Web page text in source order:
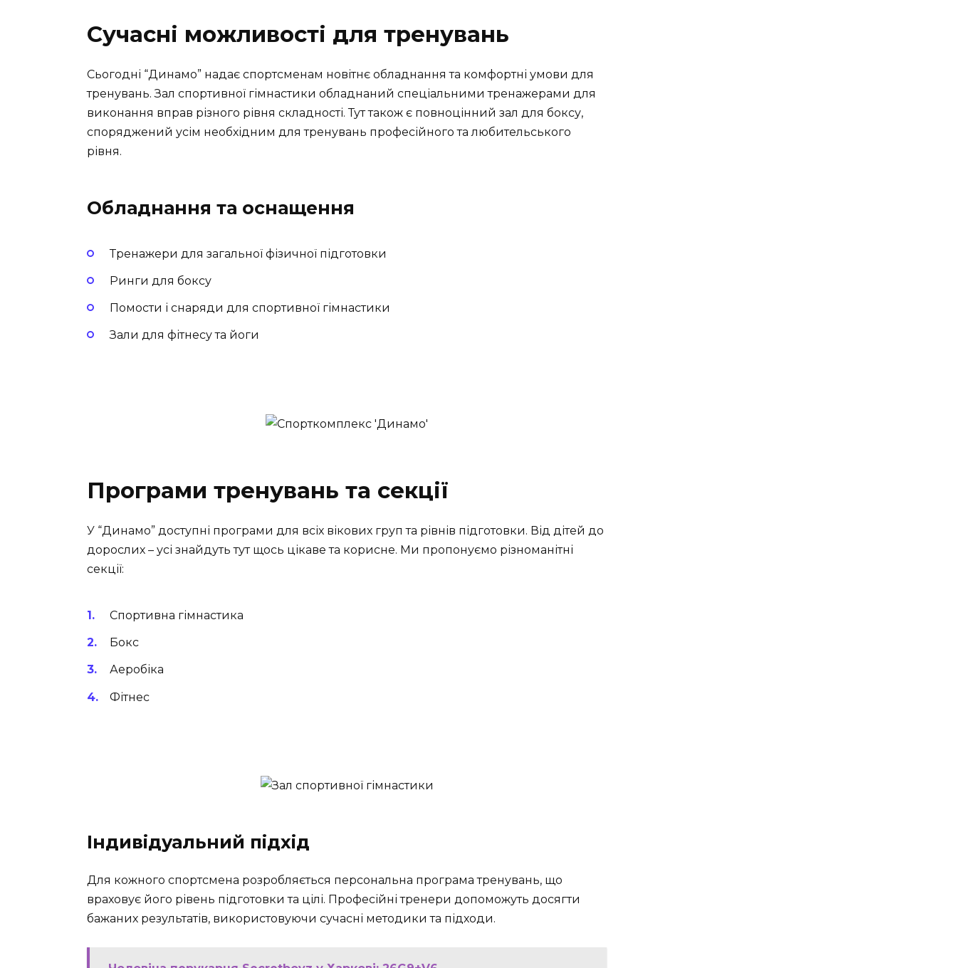
Сучасні можливості для тренувань
Сьогодні “Динамо” надає спортсменам новітнє обладнання та комфортні умови для
тренувань. Зал спортивної гімнастики обладнаний спеціальними тренажерами для
виконання вправ різного рівня складності. Тут також є повноцінний зал для боксу,
споряджений усім необхідним для тренувань професійного та любительського
рівня.
Обладнання та оснащення
Тренажери для загальної фізичної підготовки
Ринги для боксу
Помости і снаряди для спортивної гімнастики
Зали для фітнесу та йоги
Програми тренувань та секції
У “Динамо” доступні програми для всіх вікових груп та рівнів підготовки. Від дітей до
дорослих – усі знайдуть тут щось цікаве та корисне. Ми пропонуємо різноманітні
секції:
Спортивна гімнастика
Бокс
Аеробіка
Фітнес
Індивідуальний підхід
Для кожного спортсмена розробляється персональна програма тренувань, що
враховує його рівень підготовки та цілі. Професійні тренери допоможуть досягти
бажаних результатів, використовуючи сучасні методики та підходи.